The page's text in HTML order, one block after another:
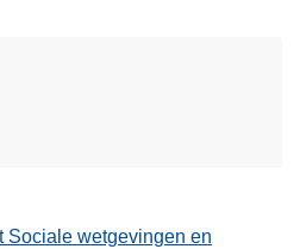
Sociale wetgevingen en